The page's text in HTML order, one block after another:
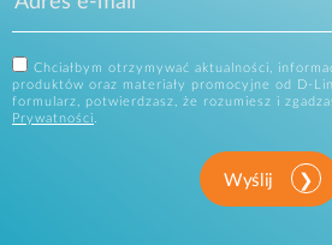
Chciałbym otrzymywać aktualności,
produktów oraz materiały promocyjne od D-
formularz, potwierdzasz, że rozumiesz i
Prywatności.
Wyślij